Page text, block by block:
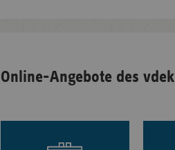
Online-Angebote des vdek